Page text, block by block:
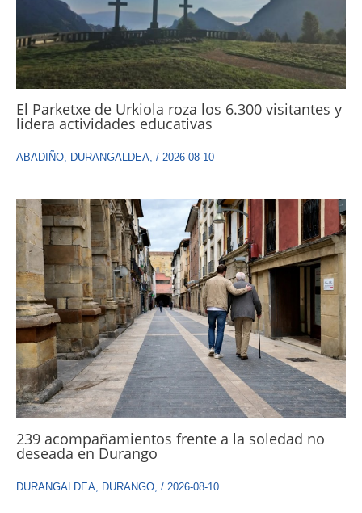
El Parketxe de Urkiola roza los 6.300 visitantes y
lidera actividades educativas
ABADIÑO, DURANGALDEA, / 2026-08-10
239 acompañamientos frente a la soledad no
deseada en Durango
DURANGALDEA, DURANGO, / 2026-08-10